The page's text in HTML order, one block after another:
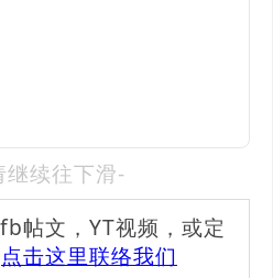
继续往下滑-
帖文，YT视频，或定
点击这里联络我们